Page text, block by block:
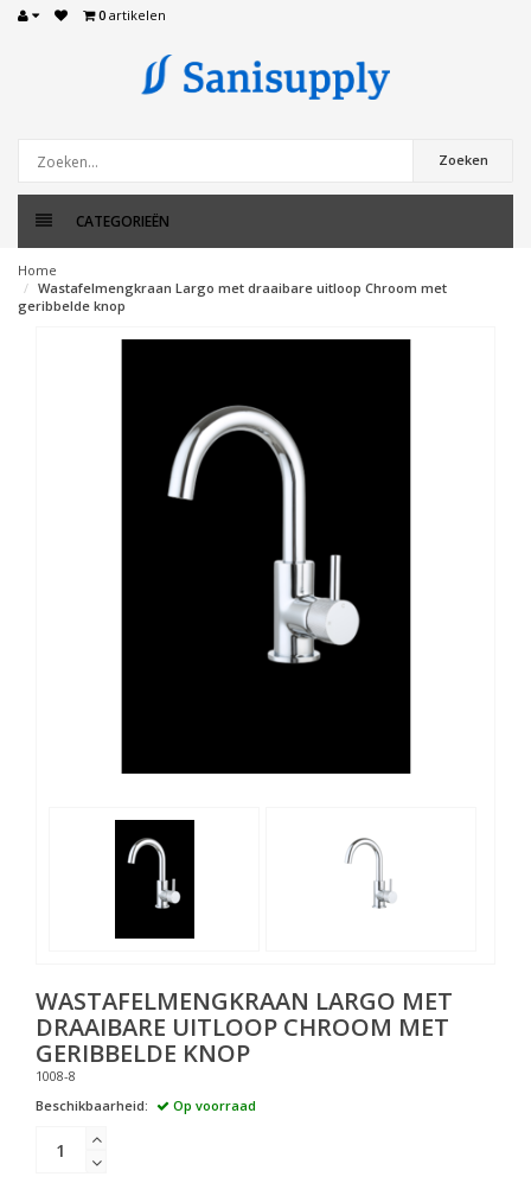
0 artikelen
Zoeken
CATEGORIEËN
Home
Wastafelmengkraan Largo met draaibare uitloop Chroom met
geribbelde knop
WASTAFELMENGKRAAN LARGO MET
DRAAIBARE UITLOOP CHROOM MET
GERIBBELDE KNOP
1008-8
Beschikbaarheid:
Op voorraad